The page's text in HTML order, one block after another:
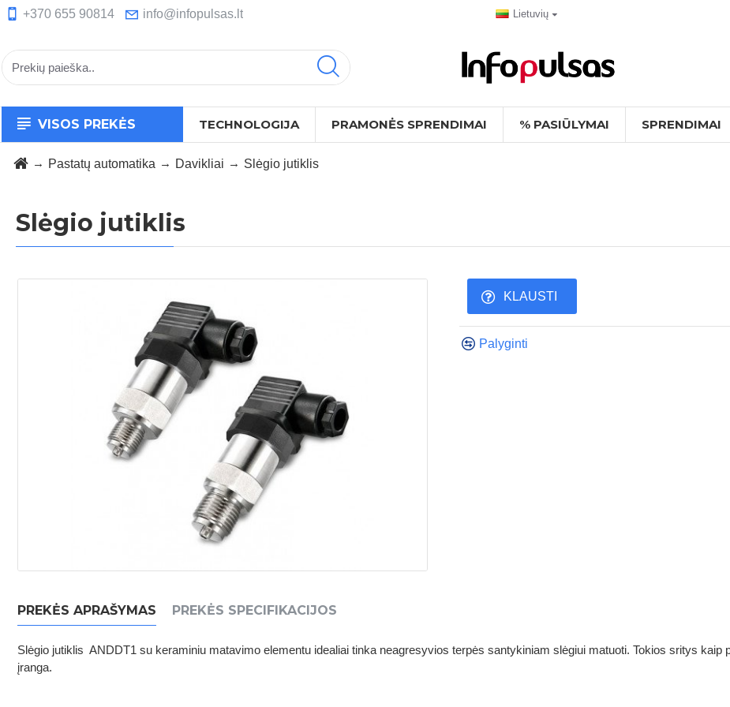
+370 655 90814 info@infopulsas.lt Lietuvių
VISOS PREKĖS TECHNOLOGIJA PRAMONĖS SPRENDIMAI % PASIŪLYMAI SPRENDIMAI
Pastatų automatika Davikliai Slėgio jutiklis
Slėgio jutiklis
KLAUSTI
Palyginti
PREKĖS APRAŠYMAS PREKĖS SPECIFIKACIJOS
Slėgio jutiklis ANDDT1 su keraminiu matavimo elementu idealiai tinka neagresyvios terpės santykiniam slėgiui matuoti. Tokios sritys kaip
įranga.